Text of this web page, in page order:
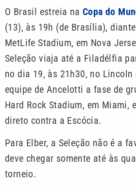
O Brasil estreia na Copa do
(13), às 19h (de Brasília),
MetLife Stadium, em Nova
Seleção viaja até a Filadélfia
no dia 19, às 21h30, no
equipe de Ancelotti a fase de
Hard Rock Stadium, em Miami,
direto contra a Escócia.
Para Elber, a Seleção não é a
deve chegar somente até às
torneio.